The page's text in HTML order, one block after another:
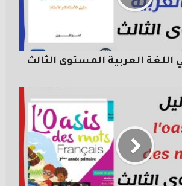
اللغة العربية المستوى الثالث